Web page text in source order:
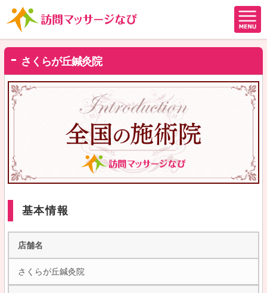
さくらが丘鍼灸院
基本情報
店舗名
さくらが丘鍼灸院